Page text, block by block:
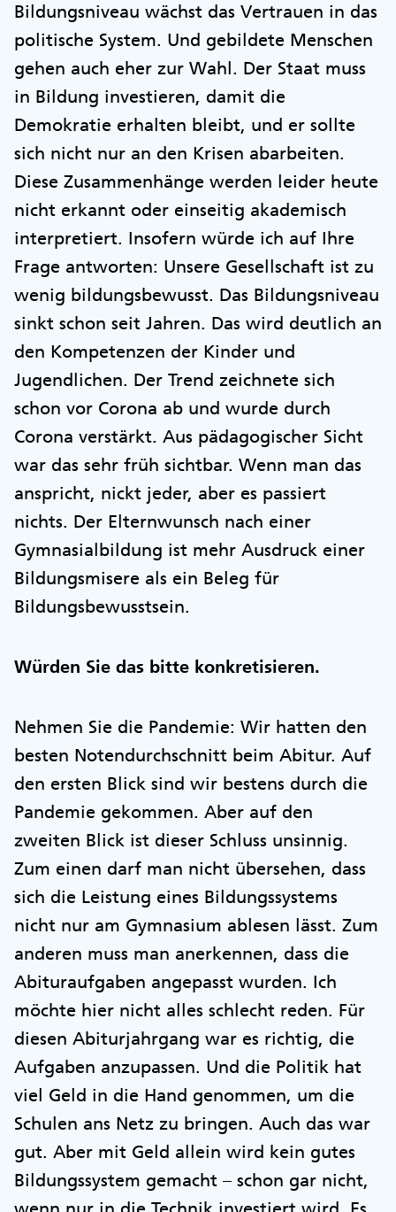
Bildungsniveau wächst das Vertrauen in das
politische System. Und gebildete Menschen
gehen auch eher zur Wahl. Der Staat muss
in Bildung investieren, damit die
Demokratie erhalten bleibt, und er sollte
sich nicht nur an den Krisen abarbeiten.
Diese Zusammenhänge werden leider heute
nicht erkannt oder einseitig akademisch
interpretiert. Insofern würde ich auf Ihre
Frage antworten: Unsere Gesellschaft ist zu
wenig bildungsbewusst. Das Bildungsniveau
sinkt schon seit Jahren. Das wird deutlich an
den Kompetenzen der Kinder und
Jugendlichen. Der Trend zeichnete sich
schon vor Corona ab und wurde durch
Corona verstärkt. Aus pädagogischer Sicht
war das sehr früh sichtbar. Wenn man das
anspricht, nickt jeder, aber es passiert
nichts. Der Elternwunsch nach einer
Gymnasialbildung ist mehr Ausdruck einer
Bildungsmisere als ein Beleg für
Bildungsbewusstsein.
Würden Sie das bitte konkretisieren.
Nehmen Sie die Pandemie: Wir hatten den
besten Notendurchschnitt beim Abitur. Auf
den ersten Blick sind wir bestens durch die
Pandemie gekommen. Aber auf den
zweiten Blick ist dieser Schluss unsinnig.
Zum einen darf man nicht übersehen, dass
sich die Leistung eines Bildungssystems
nicht nur am Gymnasium ablesen lässt. Zum
anderen muss man anerkennen, dass die
Abituraufgaben angepasst wurden. Ich
möchte hier nicht alles schlecht reden. Für
diesen Abiturjahrgang war es richtig, die
Aufgaben anzupassen. Und die Politik hat
viel Geld in die Hand genommen, um die
Schulen ans Netz zu bringen. Auch das war
gut. Aber mit Geld allein wird kein gutes
Bildungssystem gemacht – schon gar nicht,